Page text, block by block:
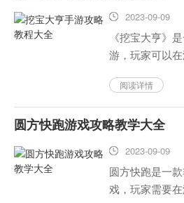
2023-09-09
《挖宝大亨》
游，玩家可以
其他玩家竞争。
游的攻略教程
助。...
阅读详情
圆方快跑游戏攻略教学大全
2023-09-09
圆方快跑是一
戏，玩家需要